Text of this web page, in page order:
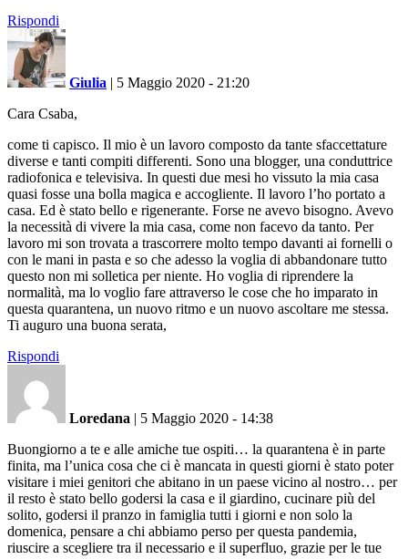
Rispondi
Giulia | 5 Maggio 2020 - 21:20
Cara Csaba,
come ti capisco. Il mio è un lavoro composto da tante sfaccettature
diverse e tanti compiti differenti. Sono una blogger, una conduttrice
radiofonica e televisiva. In questi due mesi ho vissuto la mia casa
quasi fosse una bolla magica e accogliente. Il lavoro l’ho portato a
casa. Ed è stato bello e rigenerante. Forse ne avevo bisogno. Avevo
la necessità di vivere la mia casa, come non facevo da tanto. Per
lavoro mi son trovata a trascorrere molto tempo davanti ai fornelli o
con le mani in pasta e so che adesso la voglia di abbandonare tutto
questo non mi solletica per niente. Ho voglia di riprendere la
normalità, ma lo voglio fare attraverso le cose che ho imparato in
questa quarantena, un nuovo ritmo e un nuovo ascoltare me stessa.
Ti auguro una buona serata,
Rispondi
Loredana | 5 Maggio 2020 - 14:38
Buongiorno a te e alle amiche tue ospiti… la quarantena è in parte
finita, ma l’unica cosa che ci è mancata in questi giorni è stato poter
visitare i miei genitori che abitano in un paese vicino al nostro… per
il resto è stato bello godersi la casa e il giardino, cucinare più del
solito, godersi il pranzo in famiglia tutti i giorni e non solo la
domenica, pensare a chi abbiamo perso per questa pandemia,
riuscire a scegliere tra il necessario e il superfluo, grazie per le tue